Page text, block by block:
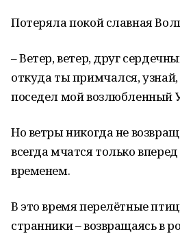
Потеряла покой славная
– Ветер, ветер, друг
откуда ты примчался, узнай,
поседел мой возлюбленный
Но ветры никогда не
всегда мчатся только
временем.
В это время перелётные
странники – возвращаясь в